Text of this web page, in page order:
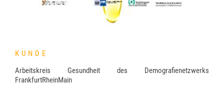
KUNDE
Arbeitskreis Gesundheit des Demografienetzwerks
FrankfurtRheinMain